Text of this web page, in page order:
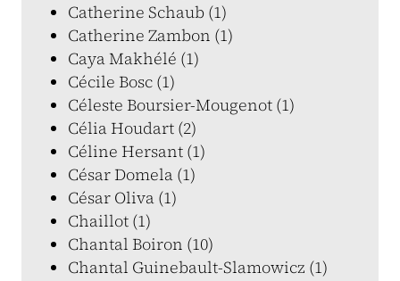
Catherine Schaub (1)
Catherine Zambon (1)
Caya Makhélé (1)
Cécile Bosc (1)
Céleste Boursier-Mougenot (1)
Célia Houdart (2)
Céline Hersant (1)
César Domela (1)
César Oliva (1)
Chaillot (1)
Chantal Boiron (10)
Chantal Guinebault-Slamowicz (1)